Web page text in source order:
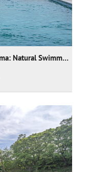
2. Platz - KATEGORIE: Living Pool - Firma: Natural Swimming Pools Ltd